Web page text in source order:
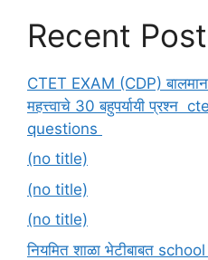
Recent
CTET EXAM (CDP)
महत्त्वाचे 30 बहुपर्यायी
questions
(no title)
(no title)
(no title)
नियमित शाळा भेटीबाबत